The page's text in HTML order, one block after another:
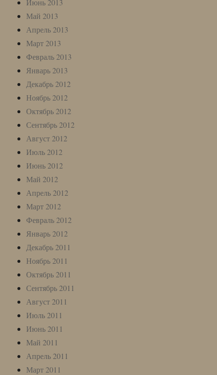
Июнь 2013
Май 2013
Апрель 2013
Март 2013
Февраль 2013
Январь 2013
Декабрь 2012
Ноябрь 2012
Октябрь 2012
Сентябрь 2012
Август 2012
Июль 2012
Июнь 2012
Май 2012
Апрель 2012
Март 2012
Февраль 2012
Январь 2012
Декабрь 2011
Ноябрь 2011
Октябрь 2011
Сентябрь 2011
Август 2011
Июль 2011
Июнь 2011
Май 2011
Апрель 2011
Март 2011